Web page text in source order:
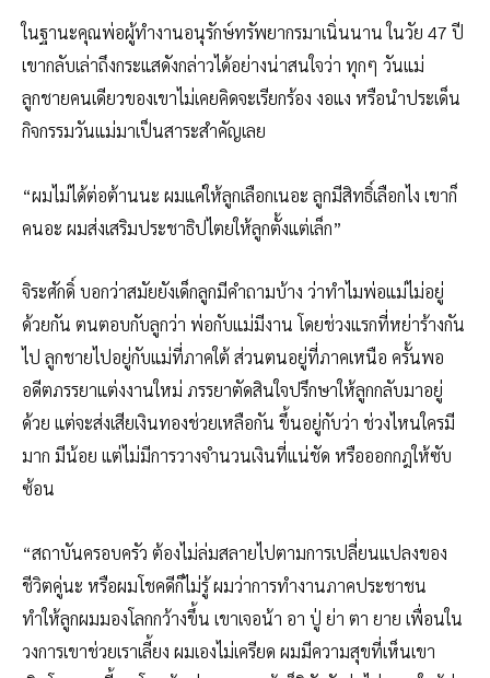
ในฐานะคุณพ่อผู้ทำงานอนุรักษ์ทรัพยากรมาเนิ่นนาน ในวัย 47 ปี
เขากลับเล่าถึงกระแสดังกล่าวได้อย่างน่าสนใจว่า ทุกๆ วันแม่
ลูกชายคนเดียวของเขาไม่เคยคิดจะเรียกร้อง งอแง หรือนำประเด็น
กิจกรรมวันแม่มาเป็นสาระสำคัญเลย
“ผมไม่ได้ต่อต้านนะ ผมแค่ให้ลูกเลือกเนอะ ลูกมีสิทธิ์เลือกไง เขาก็
คนอะ ผมส่งเสริมประชาธิปไตยให้ลูกตั้งแต่เล็ก”
จิระศักดิ์ บอกว่าสมัยยังเด็กลูกมีคำถามบ้าง ว่าทำไมพ่อแม่ไม่อยู่
ด้วยกัน ตนตอบกับลูกว่า พ่อกับแม่มีงาน โดยช่วงแรกที่หย่าร้างกัน
ไป ลูกชายไปอยู่กับแม่ที่ภาคใต้ ส่วนตนอยู่ที่ภาคเหนือ ครั้นพอ
อดีตภรรยาแต่งงานใหม่ ภรรยาตัดสินใจปรึกษาให้ลูกกลับมาอยู่
ด้วย แต่จะส่งเสียเงินทองช่วยเหลือกัน ขึ้นอยู่กับว่า ช่วงไหนใครมี
มาก มีน้อย แต่ไม่มีการวางจำนวนเงินที่แน่ชัด หรือออกกฎให้ซับ
ซ้อน
“สถาบันครอบครัว ต้องไม่ล่มสลายไปตามการเปลี่ยนแปลงของ
ชีวิตคู่นะ หรือผมโชคดีก็ไม่รู้ ผมว่าการทำงานภาคประชาชน
ทำให้ลูกผมมองโลกกว้างขึ้น เขาเจอน้า อา ปู่ ย่า ตา ยาย เพื่อนใน
วงการเขาช่วยเราเลี้ยง ผมเองไม่เครียด ผมมีความสุขที่เห็นเขา